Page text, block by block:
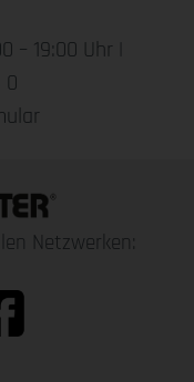
19:00 Uhr |
0
Netzwerken: